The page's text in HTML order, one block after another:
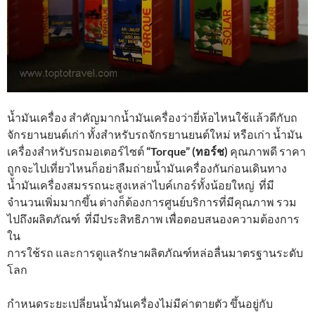
น้ำมันเครื่อง สำคัญมากน้ำมันเครื่องว่ายี่ห้อไหนใช้แล้วดีกับถ
จักรยานยนต์เก่า ทั้งสำหรับรถจักรยานยนต์ใหม่ หรือเก่า น้ำมัน
เครื่องสำหรับรถมอเตอร์ไซต์“Torque” (ทอร์ช) คุณภาพดี ราคา
ถูกจะไปเที่ยวไหนก็อย่าลืมถ่ายน้ำมันเครื่องกันก่อนเดินทาง
น้ำมันเครื่องสมรรถนะสูงเหล่าไบค์เกอร์ทั้งน้อยใหญ่ ที่มี
จำนวนเพิ่มมากขึ้น ต่างก็ต้องการศูนย์บริการที่มีคุณภาพ รวม
ไปถึงผลิตภัณฑ์ ที่มีประสิทธิภาพ เพื่อตอบสนองความต้องการ
ใน
การใช้รถ และการดูแลรักษาผลิตภัณฑ์หล่อลื่นมาตรฐานระดับ
โลก
กำหนดระยะเปลี่ยนน้ำมันเครื่องไม่มีค่าตายตัว ขึ้นอยู่กับ